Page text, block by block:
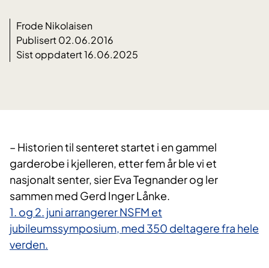
Frode Nikolaisen
Publisert 02.06.2016
Sist oppdatert 16.06.2025
– Historien til senteret startet i en gammel
garderobe i kjelleren, etter fem år ble vi et
nasjonalt senter, sier Eva Tegnander og ler
sammen med Gerd Inger Lånke.
1. og 2. juni arrangerer NSFM et
jubileumssymposium, med 350 deltagere fra hele
verden.​